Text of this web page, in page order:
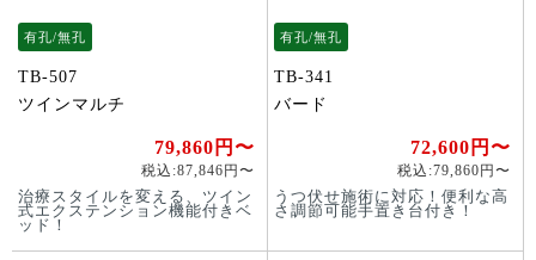
有孔/無孔
TB-507
ツインマルチ
79,860円〜
税込:87,846円〜
治療スタイルを変える、ツイン
式エクステンション機能付きベ
ッド！
有孔/無孔
TB-341
バード
72,600円〜
税込:79,860円〜
うつ伏せ施術に対応！便利な高
さ調節可能手置き台付き！